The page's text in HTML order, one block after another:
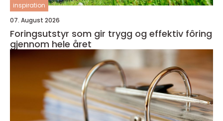
inspiration
07. August 2026
Foringsutstyr som gir trygg og effektiv fôring
gjennom hele året